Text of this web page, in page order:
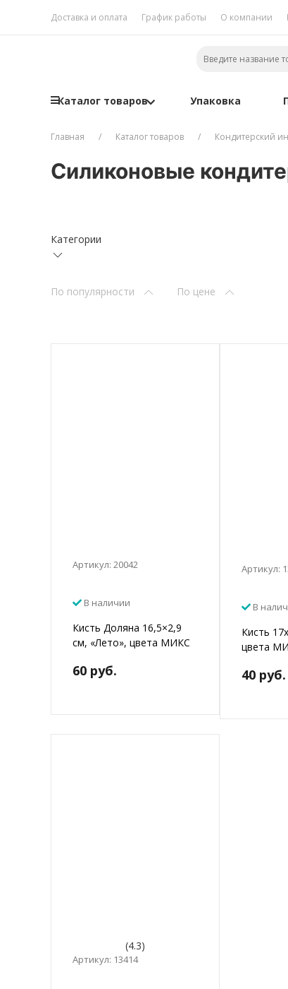
Доставка и оплата График работы О компании
Каталог товаров Упаковка
Главная Каталог товаров Кондитерский
Силиконовые
Категории
По популярности По цене
Артикул: 20042
В наличии
Кисть Доляна 16,5×2,9
см, «Лето», цвета МИКС
60 руб.
Артикул:
В
Кисть
цвета
40 руб.
(4.3)
Артикул: 13414